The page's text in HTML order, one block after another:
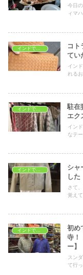
今日
ィマ
インドでショッピング
コト
てい
イン
れる
インドでショッピング
駐在
エク
イン
なテ
インドでショッピング
シャ
した
さて
覚え
インドでショッピング
初め
寺！
ー】
スン
て行